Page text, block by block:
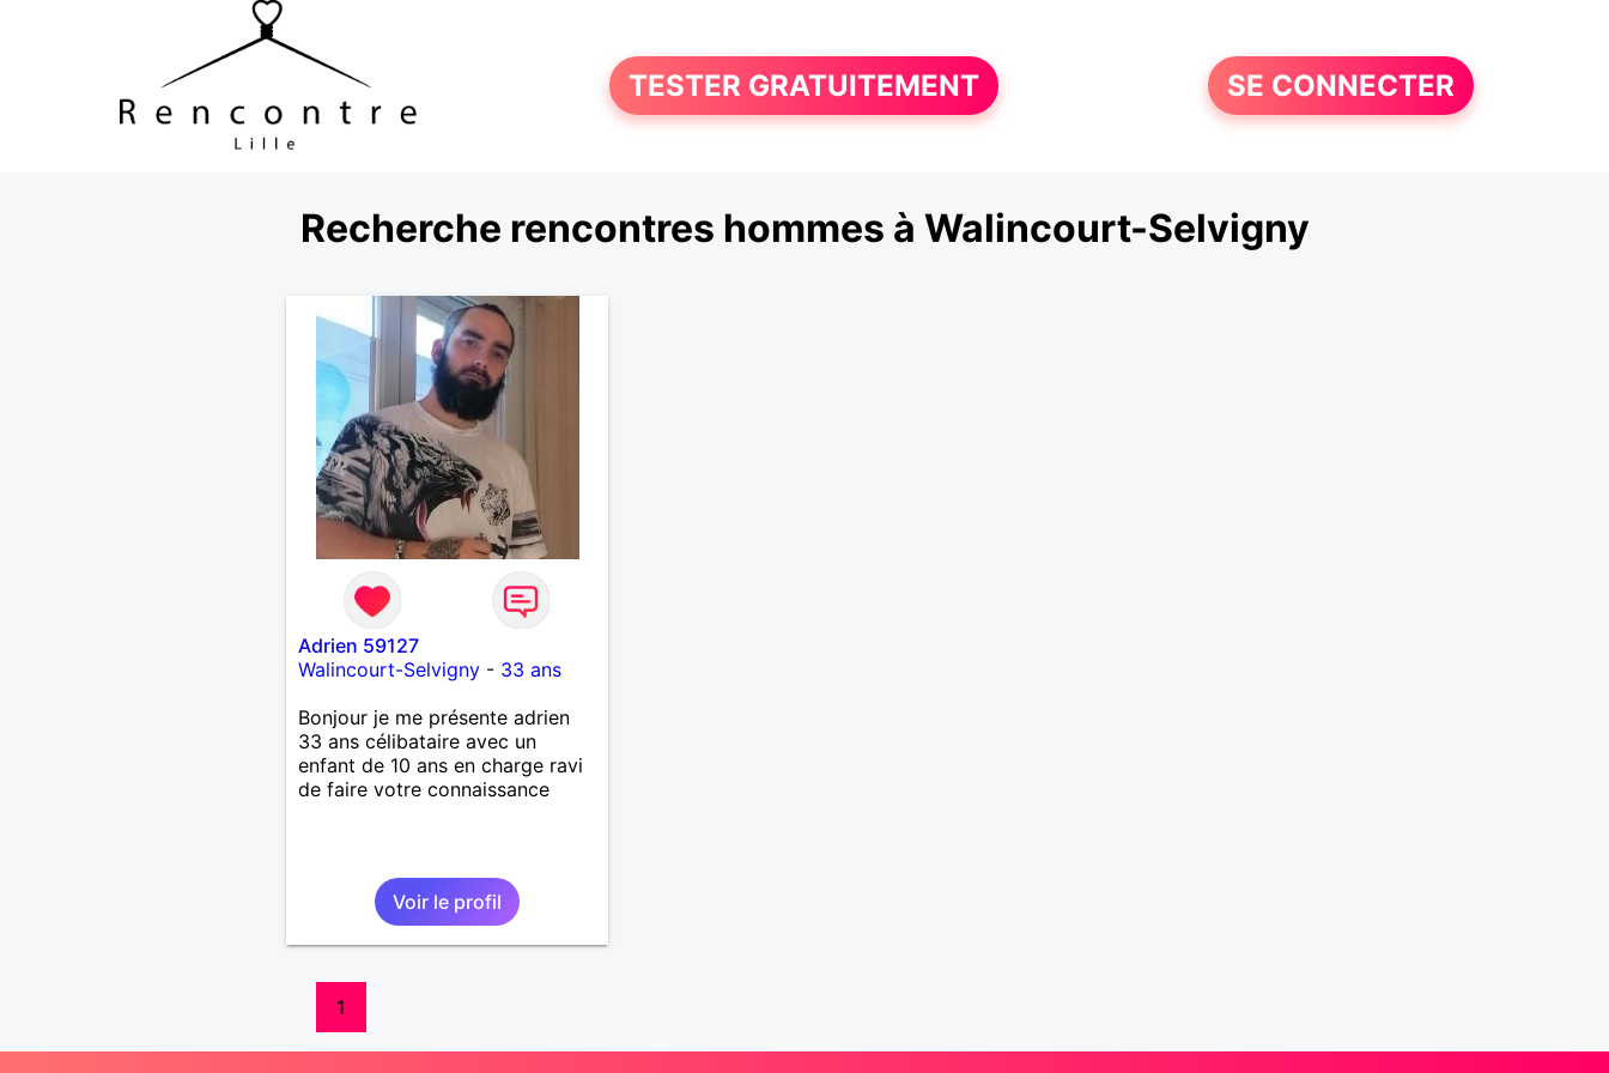
TESTER GRATUITEMENT SE CONNECTER
Recherche rencontres hommes à Walincourt-Selvigny
Adrien 59127
Walincourt-Selvigny- 33 ans
Bonjour je me présente adrien
33 ans célibataire avec un
enfant de 10 ans en charge ravi
de faire votre connaissance
Voir le profil
1